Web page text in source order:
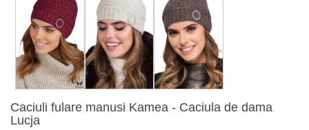
Caciuli fulare manusi Kamea - Caciula de dama
Lucja